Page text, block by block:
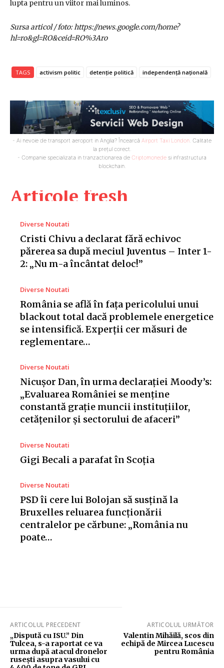
Articole fresh
Diverse Noutati
Cristi Chivu a declarat fără echivoc
părerea sa după meciul Juventus – Inter 1-
2: „Nu m-a încântat deloc!”
Diverse Noutati
România se află în fața pericolului unui
blackout total dacă problemele energetice
se intensifică. Experții cer măsuri de
reglementare…
Diverse Noutati
Nicușor Dan, în urma declarației Moody’s:
„Evaluarea României se menține
constantă grație muncii instituțiilor,
cetățenilor și sectorului de afaceri”
Diverse Noutati
Gigi Becali a parafat în Scoția
Diverse Noutati
PSD îi cere lui Bolojan să susțină la
Bruxelles reluarea funcționării
centralelor pe cărbune: „România nu
poate…
lupta pentru un viitor mai luminos.
Sursa articol / foto: https://news.google.com/home?
hl=ro&gl=RO&ceid=RO%3Aro
TAGS activism politic detenție politică independență națională
- Ai nevoie de transport aeroport in Anglia? Încearcă Airport Taxi London. Calitate
la prețul corect.
- Companie specializata in tranzactionarea de Criptomonede si infrastructura
blockchain.
ARTICOLUL PRECEDENT
„Dispută cu ISU.” Din
Tulcea, s-a raportat ce va
urma după atacul dronelor
rusești asupra vasului cu
ARTICOLUL URMĂTOR
Valentin Mihăilă, scos din
echipă de Mircea Lucescu
pentru România